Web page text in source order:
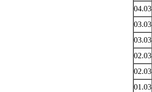
04.03
03.03
03.03
02.03
02.03
01.03